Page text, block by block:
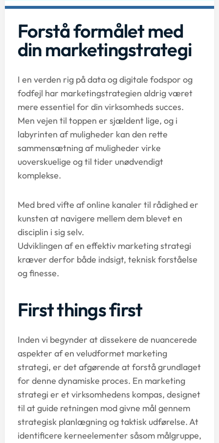
Forstå formålet med
din marketingstrategi
I en verden rig på data og digitale fodspor og
fodfejl har marketingstrategien aldrig været
mere essentiel for din virksomheds succes.
Men vejen til toppen er sjældent lige, og i
labyrinten af muligheder kan den rette
sammensætning af muligheder virke
uoverskuelige og til tider unødvendigt
komplekse.
Med bred vifte af online kanaler til rådighed er
kunsten at navigere mellem dem blevet en
disciplin i sig selv.
Udviklingen af en effektiv marketing strategi
kræver derfor både indsigt, teknisk forståelse
og finesse.
First things first
Inden vi begynder at dissekere de nuancerede
aspekter af en veludformet marketing
strategi, er det afgørende at forstå grundlaget
for denne dynamiske proces. En marketing
strategi er et virksomhedens kompas, designet
til at guide retningen mod givne mål gennem
strategisk planlægning og taktisk udførelse. At
identificere kerneelementer såsom målgruppe,